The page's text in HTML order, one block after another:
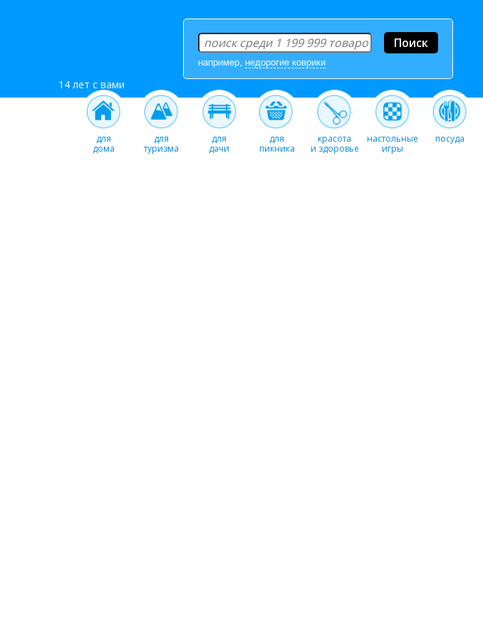
14 лет с вами
например, недорогие коврики
для
дома
для
туризма
для
дачи
для
пикника
красота
и здоровье
настольные
игры
посуда